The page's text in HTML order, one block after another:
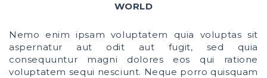
WORLD
Nemo enim ipsam voluptatem quia voluptas sit
aspernatur aut odit aut fugit, sed quia
consequuntur magni dolores eos qui ratione
voluptatem sequi nesciunt. Neque porro quisquam